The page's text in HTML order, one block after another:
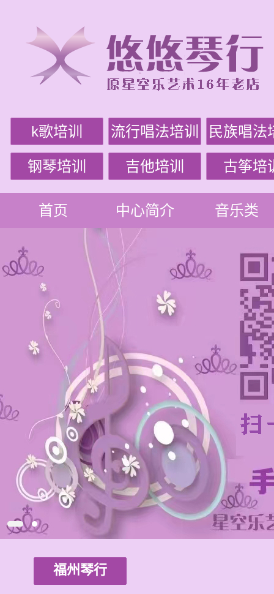
k歌培训 流行唱法培训 民族唱法
钢琴培训 吉他培训 古筝培
首页 中心简介 音乐类
福州琴行